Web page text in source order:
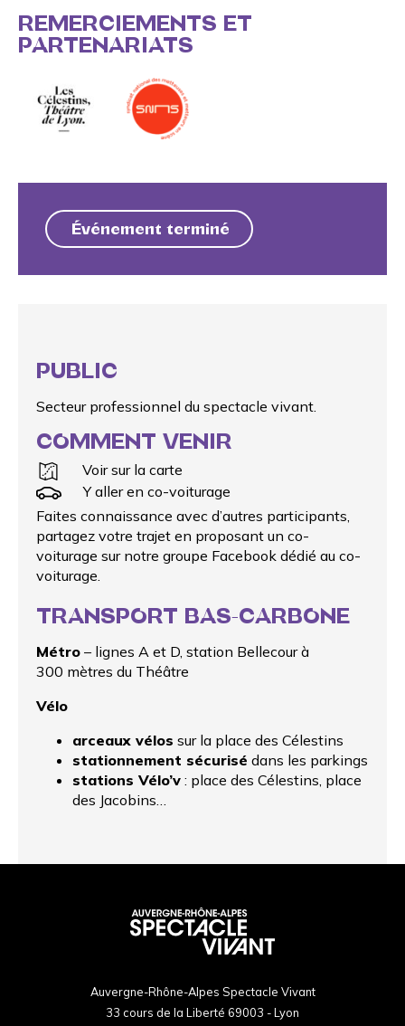
REMERCIEMENTS ET
PARTENARIATS
Événement terminé
PUBLIC
Secteur professionnel du spectacle vivant.
COMMENT VENIR
Voir sur la carte
Y aller en co-voiturage
Faites connaissance avec d’autres participants,
partagez votre trajet en proposant un co-
voiturage sur notre groupe Facebook dédié au co-
voiturage.
TRANSPORT BAS-CARBONE
Métro – lignes A et D, station Bellecour à
300 mètres du Théâtre
Vélo
arceaux vélos sur la place des Célestins
stationnement sécurisé dans les parkings
stations Vélo’v : place des Célestins, place
des Jacobins…
Auvergne-Rhône-Alpes Spectacle Vivant
33 cours de la Liberté 69003 - Lyon